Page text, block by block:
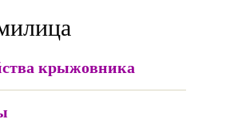
крыжовника